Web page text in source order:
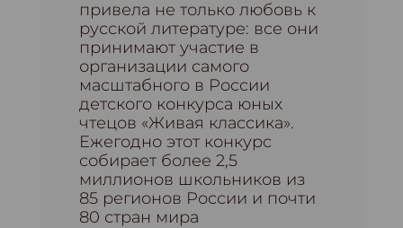
привела не только любовь к
русской литературе: все они
принимают участие в
организации самого
масштабного в России
детского конкурса юных
чтецов «Живая классика».
Ежегодно этот конкурс
собирает более 2,5
миллионов школьников из
85 регионов России и почти
80 стран мира